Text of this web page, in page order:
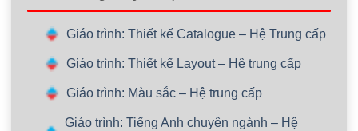
Giáo trình: Thiết kế Catalogue – Hệ Trung cấp
Giáo trình: Thiết kế Layout – Hệ trung cấp
Giáo trình: Màu sắc – Hệ trung cấp
Giáo trình: Tiếng Anh chuyên ngành – Hệ